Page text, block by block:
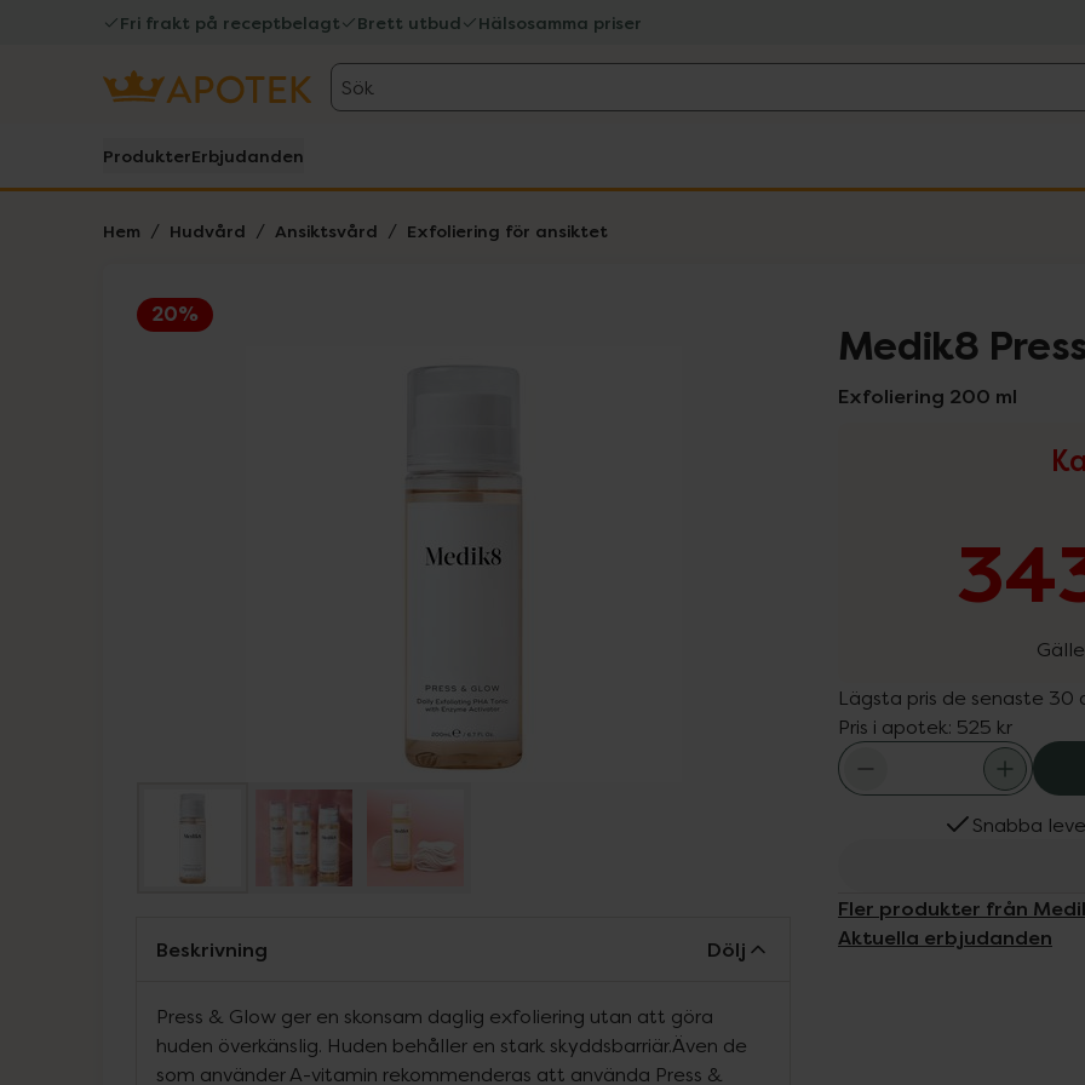
Fri frakt på receptbelagt Brett utbud Hälsosamma priser
Sök
ProdukterErbjudanden
Hem Hudvård Ansiktsvård Exfoliering för ansiktet
20%
Medik8
Exfoliering 200 ml
Lägsta pris de senaste 30
Pris i apotek: 525 kr
Snabba
Fler produkter från
Aktuella erbjudanden
Beskrivning Dölj
Press & Glow ger en skonsam daglig exfoliering utan att göra
huden överkänslig. Huden behåller en stark skyddsbarriär.Även de
som använder A-vitamin rekommenderas att använda Press &